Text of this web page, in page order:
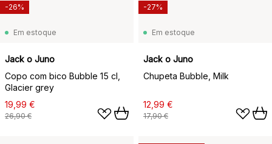
Em estoque
Jack o Juno
Copo com bico Bubble 15 cl,
Glacier grey
19,99 €
26,90 €
-26%
Em estoque
Jack o Juno
Chupeta Bubble, Milk
12,99 €
17,90 €
-27%